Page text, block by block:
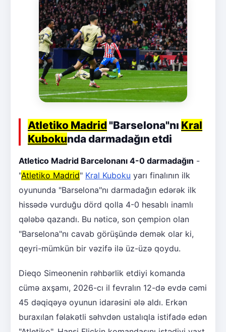
Atletiko Madrid"Barselona"nı Kral
Kubokunda darmadağın etdi
Atletico Madrid Barcelonanı 4-0 darmadağın -
"Atletiko Madrid" Kral Kuboku yarı finalının ilk
oyununda "Barselona"nı darmadağın edərək ilk
hissədə vurduğu dörd qolla 4-0 hesablı inamlı
qələbə qazandı. Bu nəticə, son çempion olan
"Barselona"nı cavab görüşündə demək olar ki,
qeyri-mümkün bir vəzifə ilə üz-üzə qoydu.
Dieqo Simeonenin rəhbərlik etdiyi komanda
cümə axşamı, 2026-cı il fevralın 12-də evdə cəmi
45 dəqiqəyə oyunun idarəsini ələ aldı. Erkən
buraxılan fəlakətli səhvdən ustalıqla istifadə edən